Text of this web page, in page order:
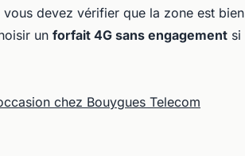
devez vérifier que la zone est bien
un forfait 4G sans engagement si
chez Bouygues Telecom